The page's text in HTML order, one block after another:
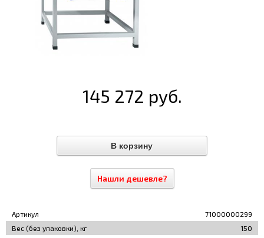
145 272 руб.
Нашли дешевле?
Артикул
71000000299
Вес (без упаковки), кг
150